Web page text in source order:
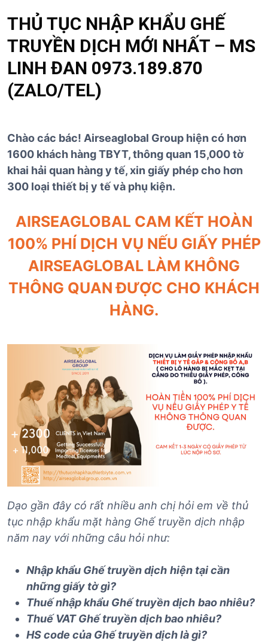
THỦ TỤC NHẬP KHẨU GHẾ
TRUYỀN DỊCH MỚI NHẤT – MS
LINH ĐAN 0973.189.870
(ZALO/TEL)
Chào các bác! Airseaglobal Group hiện có hơn
1600 khách hàng TBYT, thông quan 15,000 tờ
khai hải quan hàng y tế, xin giấy phép cho hơn
300 loại thiết bị y tế và phụ kiện.
AIRSEAGLOBAL CAM KẾT HOÀN
100% PHÍ DỊCH VỤ NẾU GIẤY PHÉP
AIRSEAGLOBAL LÀM KHÔNG
THÔNG QUAN ĐƯỢC CHO KHÁCH
HÀNG.
Dạo gần đây có rất nhiều anh chị hỏi em về thủ
tục nhập khẩu mặt hàng Ghế truyền dịch nhập
năm nay với những câu hỏi như:
Nhập khẩu Ghế truyền dịch hiện tại cần
những giấy tờ gì?
Thuế nhập khẩu Ghế truyền dịch bao nhiêu?
Thuế VATGhế truyền dịchbao nhiêu?
HS code của Ghế truyền dịchlà gì?